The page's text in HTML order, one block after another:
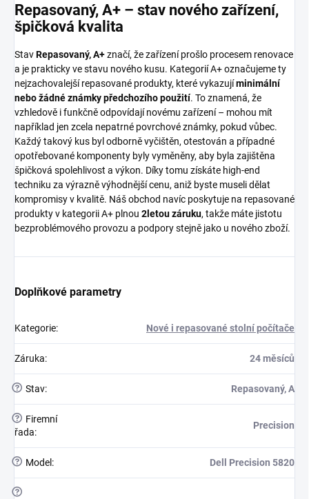
Repasovaný, A+ – stav nového zařízení,
špičková kvalita
StavRepasovaný, A+značí, že zařízení prošlo procesem renovace
a je prakticky ve stavu nového kusu. Kategorií A+ označujeme ty
nejzachovalejší repasované produkty, které vykazujíminimální
nebo žádné známky předchozího použití. To znamená, že
vzhledově i funkčně odpovídají novému zařízení – mohou mít
například jen zcela nepatrné povrchové známky, pokud vůbec.
Každý takový kus byl odborně vyčištěn, otestován a případné
opotřebované komponenty byly vyměněny, aby byla zajištěna
špičková spolehlivost a výkon. Díky tomu získáte high-end
techniku za výrazně výhodnější cenu, aniž byste museli dělat
kompromisy v kvalitě. Náš obchod navíc poskytuje na repasované
produkty v kategorii A+ plnou 2letou záruku, takže máte jistotu
bezproblémového provozu a podpory stejně jako u nového zboží.
Doplňkové parametry
Kategorie: Nové i repasované stolní počítače
Záruka: 24 měsíců
? Stav: Repasovaný, A
?
Firemní
řada:
Precision
? Model : Dell Precision 5820
?